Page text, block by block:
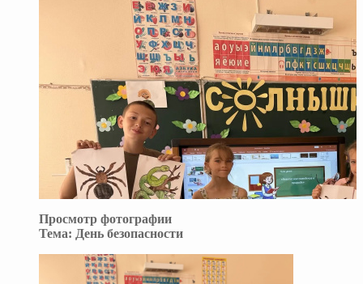
Просмотр фотографии
Тема: День безопасности